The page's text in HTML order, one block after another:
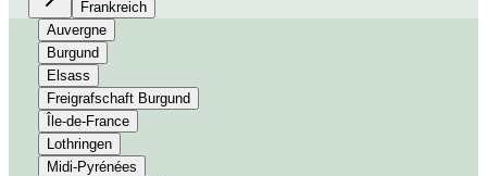
Frankreich
Auvergne
Burgund
Elsass
Freigrafschaft Burgund
Île-de-France
Lothringen
Midi-Pyrénées